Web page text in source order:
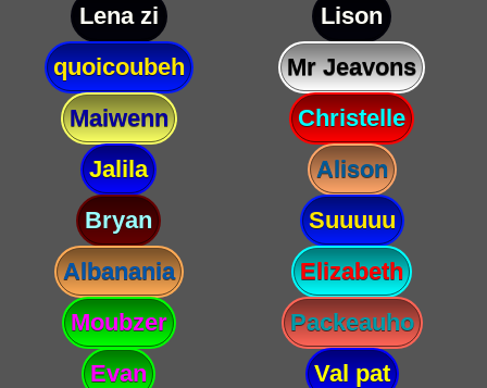
Lena zi
Lison
quoicoubeh
Mr Jeavons
Maiwenn
Christelle
Jalila
Alison
Bryan
Suuuuu
Albanania
Elizabeth
Moubzer
Packeauho
Evan
Val pat